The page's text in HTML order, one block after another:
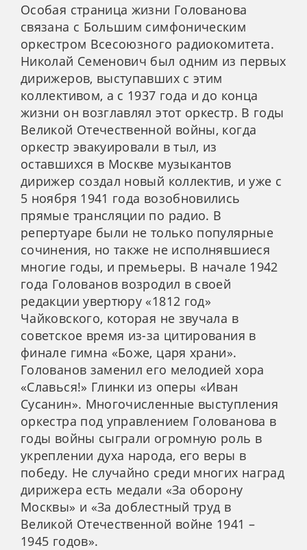
Особая страница жизни Голованова
связана с Большим симфоническим
оркестром Всесоюзного радиокомитета.
Николай Семенович был одним из первых
дирижеров, выступавших с этим
коллективом, а с 1937 года и до конца
жизни он возглавлял этот оркестр. В годы
Великой Отечественной войны, когда
оркестр эвакуировали в тыл, из
оставшихся в Москве музыкантов
дирижер создал новый коллектив, и уже с
5 ноября 1941 года возобновились
прямые трансляции по радио. В
репертуаре были не только популярные
сочинения, но также не исполнявшиеся
многие годы, и премьеры. В начале 1942
года Голованов возродил в своей
редакции увертюру «1812 год»
Чайковского, которая не звучала в
советское время из-за цитирования в
финале гимна «Боже, царя храни».
Голованов заменил его мелодией хора
«Славься!» Глинки из оперы «Иван
Сусанин». Многочисленные выступления
оркестра под управлением Голованова в
годы войны сыграли огромную роль в
укреплении духа народа, его веры в
победу. Не случайно среди многих наград
дирижера есть медали «За оборону
Москвы» и «За доблестный труд в
Великой Отечественной войне 1941 –
1945 годов».